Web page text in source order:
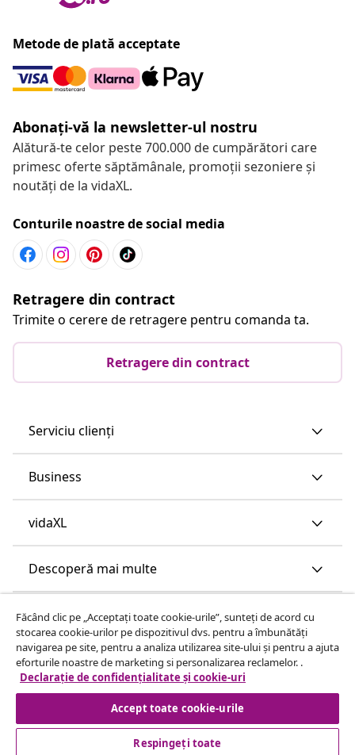
Metode de plată acceptate
Abonați-vă la newsletter-ul nostru
Alătură-te celor peste 700.000 de cumpărători care
primesc oferte săptămânale, promoții sezoniere și
noutăți de la vidaXL.
Conturile noastre de social media
Retragere din contract
Trimite o cerere de retragere pentru comanda ta.
Retragere din contract
Serviciu clienți
Business
vidaXL
Descoperă mai multe
Făcând clic pe „Acceptați toate cookie-urile”, sunteți de acord cu
stocarea cookie-urilor pe dispozitivul dvs. pentru a îmbunătăți
navigarea pe site, pentru a analiza utilizarea site-ului și pentru a ajuta
eforturile noastre de marketing si personalizarea reclamelor. .
Declarație de confidențialitate și cookie-uri
Accept toate cookie-urile
Respingeți toate